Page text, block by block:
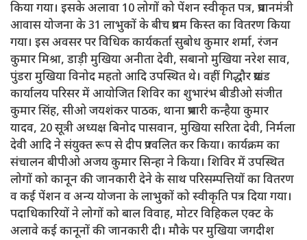
किया गया। इसके अलावा 10 लोगों को पेंशन स्वीकृत पत्र, प्रधानमंत्री
आवास योजना के 31 लाभुकों के बीच प्रथम किस्त का वितरण किया
गया। इस अवसर पर विधिक कार्यकर्ता सुबोध कुमार शर्मा, रंजन
कुमार मिश्रा, डाड़ी मुखिया अनीता देवी, सबानो मुखिया नरेश साव,
पुंडरा मुखिया विनोद महतो आदि उपस्थित थे। वहीं गिद्धौर प्रखंड
कार्यालय परिसर में आयोजित शिविर का शुभारंभ बीडीओ संजीत
कुमार सिंह, सीओ जयशंकर पाठक, थाना प्रभारी कन्हैया कुमार
यादव, 20 सूत्री अध्यक्ष बिनोद पासवान, मुखिया सरिता देवी, निर्मला
देवी आदि ने संयुक्त रूप से दीप प्रज्वलित कर किया। कार्यक्रम का
संचालन बीपीओ अजय कुमार सिन्हा ने किया। शिविर में उपस्थित
लोगों को कानून की जानकारी देने के साथ परिसम्पत्तियों का वितरण
व कई पेंशन व अन्य योजना के लाभुकों को स्वीकृति पत्र दिया गया।
पदाधिकारियों ने लोगों को बाल विवाह, मोटर विहिकल एक्ट के
अलावे कई कानूनों की जानकारी दी। मौके पर मुखिया जगदीश